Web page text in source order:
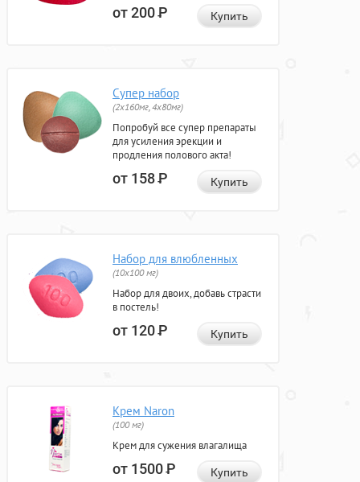
от 200Р Купить
Супер набор
(2х160мг, 4х80мг)
Попробуй все супер препараты
для усиления эрекции и
продления полового акта!
от 158Р Купить
Набор для влюбленных
(10х100 мг)
Набор для двоих, добавь страсти
в постель!
от 120Р Купить
Крем Naron
(100 мг)
Крем для сужения влагалища
от 1500Р Купить